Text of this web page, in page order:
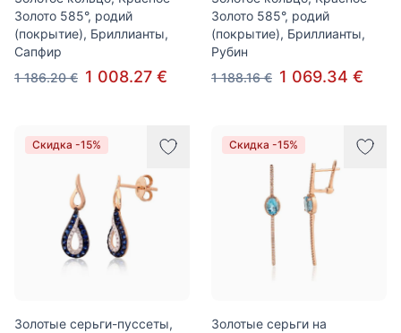
Золото 585°, родий
(покрытие), Бриллианты,
Сапфир
1 186.20 € 1 008.27 €
Золото 585°, родий
(покрытие), Бриллианты,
Рубин
1 188.16 € 1 069.34 €
Скидка -15%
Золотые серьги-пуссеты,
Скидка -15%
Золотые серьги на